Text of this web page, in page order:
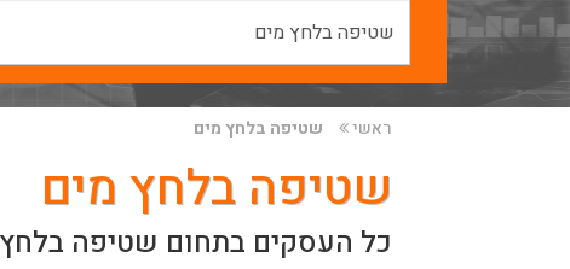
ראשי שטיפה בלחץ מים
שטיפה בלחץ מים
כל העסקים בתחום שטיפה